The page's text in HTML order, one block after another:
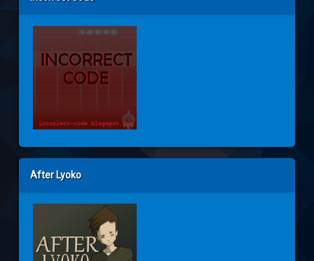
After Lyoko